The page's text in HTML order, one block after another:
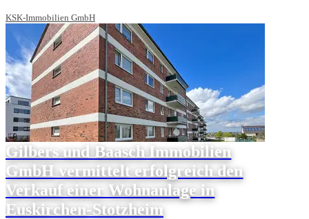
KSK-Immobilien GmbH
Gilbers und Baasch Immobilien
GmbH vermittelt erfolgreich den
Verkauf einer Wohnanlage in
Euskirchen-Stotzheim